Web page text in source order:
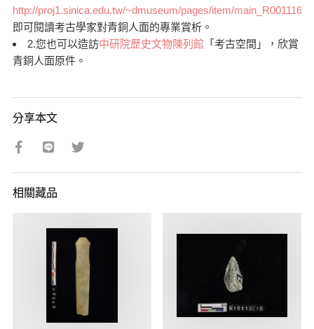
http://proj1.sinica.edu.tw/~dmuseum/pages/item/
即可閱讀考古學家對青銅人面的專業賞析。
2.您也可以造訪中研院歷史文物陳列館 「考古空間」，欣賞
青銅人面原件。
分享本文
相關藏品